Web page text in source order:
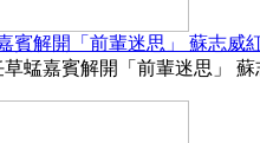
賓解開「前輩迷思」 蘇志威
蜢嘉賓解開「前輩迷思」